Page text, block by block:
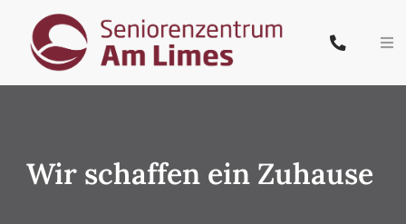
Inhalt
springen
Wir schaffen ein Zuhause